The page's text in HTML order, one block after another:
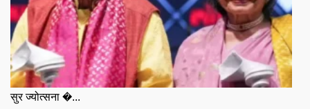
सुर ज्योत्सना �...